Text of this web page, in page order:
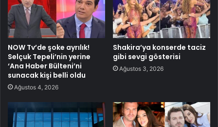
NOW Tv’de şoke ayrılık!
Selçuk Tepeli’nin yerine
‘Ana Haber Bülteni’ni
sunacak kişi belli oldu
Ağustos 4, 2026
Shakira’ya konserde taciz
gibi sevgi gösterisi
Ağustos 3, 2026